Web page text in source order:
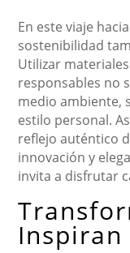
En este viaje
sostenibilidad
Utilizar
responsables no
medio ambiente,
estilo personal.
reflejo auténtico
innovación y
invita a disfrutar
Inspiran